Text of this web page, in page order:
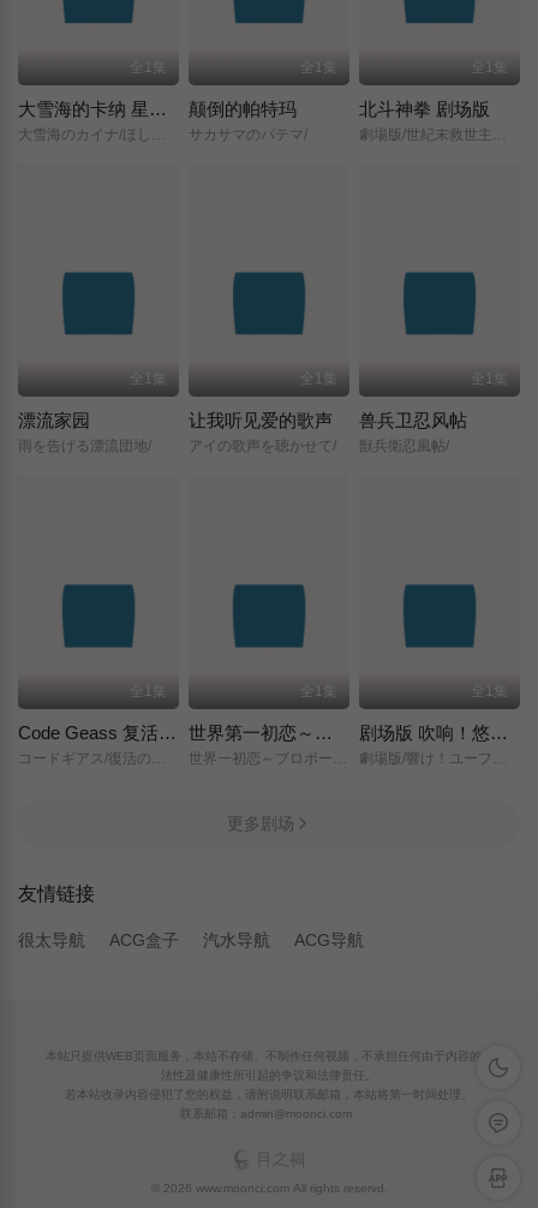
全1集
大雪海的卡纳 星之贤者
大雪海のカイナ/ほしのけんじゃ/
全1集
颠倒的帕特玛
サカサマのパテマ/
全1集
北斗神拳 剧场版
劇場版/世紀末救世主伝説/北斗の拳/
全1集
漂流家园
雨を告げる漂流団地/
全1集
让我听见爱的歌声
アイの歌声を聴かせて/
全1集
兽兵卫忍风帖
獣兵衛忍風帖/
全1集
Code Geass 复活的鲁路修
全1集
世界第一初恋～求婚篇～
全1集
剧场版 吹响！悠风号～想要传达的旋律～
更多剧场
友情链接
很太导航 ACG盒子 汽水导航 ACG导航
深色模
留言反
APP下
本站只提供WEB页面服务，本站不存储、不制作任何视频，不承担任何由于内容的合
法性及健康性所引起的争议和法律责任。
若本站收录内容侵犯了您的权益，请附说明联系邮箱，本站将第一时间处理。
联系邮箱：admin@moonci.com
© 2026 www.moonci.com All rights reservd.